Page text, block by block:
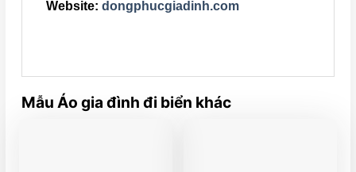
Website: dongphucgiadinh.com
Mẫu Áo gia đình đi biển khác